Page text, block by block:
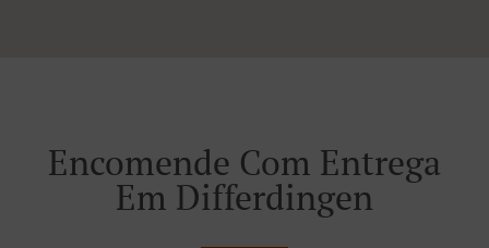
Encomende Com Entrega
Em Differdingen